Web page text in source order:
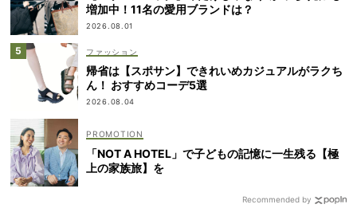
増加中！11名の愛用ブランドは？
2026.08.01
ファッション
帰省は【スポサン】できれいめカジュアルがラクち
ん！ おすすめコーデ5選
2026.08.04
「NOT A HOTEL」で子どもの記憶に一生残る【極
上の家族旅】を
Recommended by